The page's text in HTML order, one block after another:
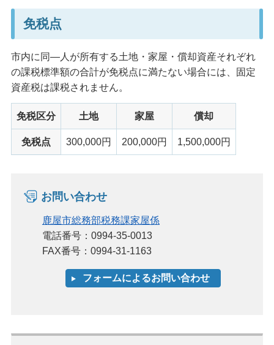
免税点
市内に同―人が所有する土地・家屋・償却資産それぞれ
の課税標準額の合計が免税点に満たない場合には、固定
資産税は課税されません。
免税区分 土地 家屋 償却
免税点 300,000円 200,000円 1,500,000円
お問い合わせ
鹿屋市総務部税務課家屋係
電話番号：0994-35-0013
FAX番号：0994-31-1163